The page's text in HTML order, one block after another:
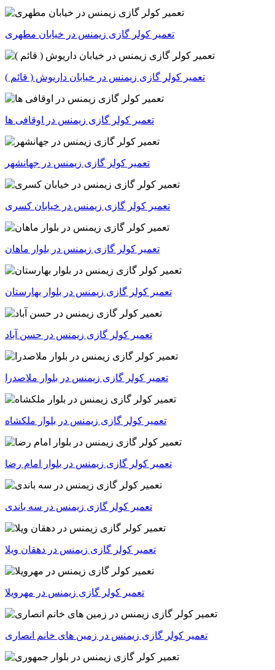
تعمیر کولر گازی زیمنس در خیابان مطهری
تعمیر کولر گازی زیمنس در خیابان داریوش ( قائم )
تعمیر کولر گازی زیمنس در اوقافی ها
تعمیر کولر گازی زیمنس در جهانشهر
تعمیر کولر گازی زیمنس در خیابان کسری
تعمیر کولر گازی زیمنس در بلوار ماهان
تعمیر کولر گازی زیمنس در بلوار بهارستان
تعمیر کولر گازی زیمنس در حسن آباد
تعمیر کولر گازی زیمنس در بلوار ملاصدرا
تعمیر کولر گازی زیمنس در بلوار ملکشاه
تعمیر کولر گازی زیمنس در بلوار امام رضا
تعمیر کولر گازی زیمنس در سه باندی
تعمیر کولر گازی زیمنس در دهقان ویلا
تعمیر کولر گازی زیمنس در مهرویلا
تعمیر کولر گازی زیمنس در زمین های خانم انصاری